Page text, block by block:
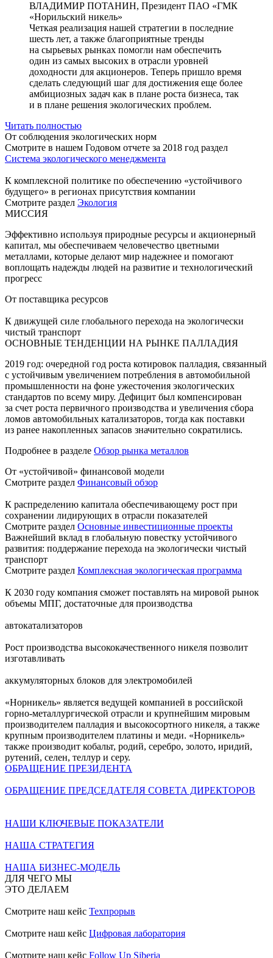
ВЛАДИМИР ПОТАНИН, Президент ПАО «ГМК
«Норильский никель»
Четкая реализация нашей стратегии в последние
шесть лет, а также благоприятные тренды
на сырьевых рынках помогли нам обеспечить
один из самых высоких в отрасли уровней
доходности для акционеров. Теперь пришло время
сделать следующий шаг для достижения еще более
амбициозных задач как в плане роста бизнеса, так
и в плане решения экологических проблем.
Читать полностью
От соблюдения экологических норм
Смотрите в нашем Годовом отчете за 2018 год раздел
Система экологического менеджмента
К комплексной политике по обеспечению «устойчивого
будущего» в регионах присутствия компании
Смотрите раздел Экология
МИССИЯ
Эффективно используя природные ресурсы и акционерный
капитал, мы обеспечиваем человечество цветными
металлами, которые делают мир надежнее и помогают
воплощать надежды людей на развитие и технологический
прогресс
От поставщика ресурсов
К движущей силе глобального перехода на экологически
чистый транспорт
ОСНОВНЫЕ ТЕНДЕНЦИИ НА РЫНКЕ ПАЛЛАДИЯ
2019 год: очередной год роста котировок палладия, связанный
с устойчивым увеличением потребления в автомобильной
промышленности на фоне ужесточения экологических
стандартов по всему миру. Дефицит был компенсирован
за счет роста первичного производства и увеличения сбора
ломов автомобильных катализаторов, тогда как поставки
из ранее накопленных запасов значительно сократились.
Подробнее в разделе Обзор рынка металлов
От «устойчивой» финансовой модели
Смотрите раздел Финансовый обзор
К распределению капитала обеспечивающему рост при
сохранении лидирующих в отрасли показателей
Смотрите раздел Основные инвестиционные проекты
Важнейший вклад в глобальную повестку устойчивого
развития: поддержание перехода на экологически чистый
транспорт
Смотрите раздел Комплексная экологическая программа
К 2030 году компания сможет поставлять на мировой рынок
объемы МПГ, достаточные для производства
автокатализаторов
Рост производства высококачественного никеля позволит
изготавливать
аккумуляторных блоков для электромобилей
«Норникель» является ведущей компанией в российской
горно-металлургической отрасли и крупнейшим мировым
производителем палладия и высокосортного никеля, а также
крупным производителем платины и меди. «Норникель»
также производит кобальт, родий, серебро, золото, иридий,
рутений, селен, теллур и серу.
ОБРАЩЕНИЕ ПРЕЗИДЕНТА
ОБРАЩЕНИЕ ПРЕДСЕДАТЕЛЯ СОВЕТА ДИРЕКТОРОВ
НАШИ КЛЮЧЕВЫЕ ПОКАЗАТЕЛИ
НАША СТРАТЕГИЯ
НАША БИЗНЕС-МОДЕЛЬ
ДЛЯ ЧЕГО МЫ
ЭТО ДЕЛАЕМ
Смотрите наш кейс Техпрорыв
Смотрите наш кейс Цифровая лаборатория
Смотрите наш кейс Follow Up Siberia